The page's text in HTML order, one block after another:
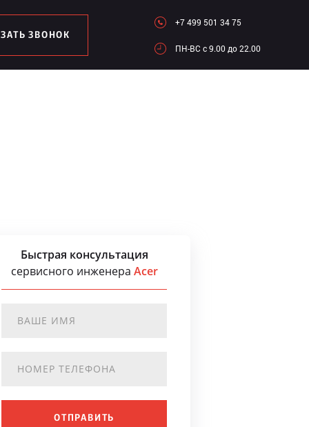
ЗВОНОК
+7 499 501 34 75
ПН-ВC c 9.00 до 22.00
Быстрая консультация
сервисного инженера Acer
ОТПРАВИТЬ